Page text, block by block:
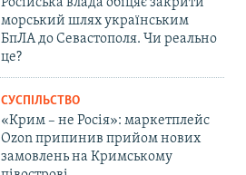
морський шлях українським
БпЛА до Севастополя. Чи реально
це?
СУСПІЛЬСТВО
«Крим – не Росія»: маркетплейс
Ozon припинив прийом нових
замовлень на Кримському